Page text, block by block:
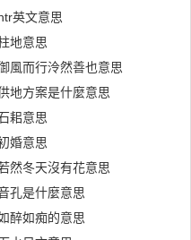
英文意思
地意思
風而行泠然善也意思
地方案是什麼意思
耜意思
婚意思
然冬天沒有花意思
孔是什麼意思
醉如痴的意思